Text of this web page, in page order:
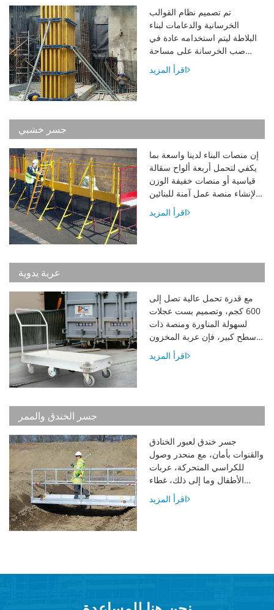
تم تصميم نظام القوالب
الخرسانية والدعامات لبناء
البلاطة ليتم استخدامه عادة في
صب الخرسانة على مساحة
كبيرة. يمكن تحريك الطاولات
أفقياً ورأسياً دون الحاجة إلى
اقرأ المزيد
جسر خشبي
إن منصات البناء لدينا واسعة بما
يكفي لتحمل أربعة ألواح سقالة
قياسية أو منصات خفيفة الوزن
لإنشاء منصة عمل آمنة للبنائين
والجصّاصين والديكور. يصل
الحمل الآمن للعمل إلى 800
والتخزين.
اقرأ المزيد
عربة يدوية
مع قدرة تحمل عالية تصل إلى
600 كجم، وتصميم بست عجلات
لسهولة المناورة ومنصة ذات
سطح كبير، فإن عربة المخزون
ذات السطحين المجلفنة هي
عربة المخزون المسطحة المثالية
لمتاجر البيع بالتجزئة.
اقرأ المزيد
جسر الخندق والممر
جسر خندق لعبور الخنادق
والقنوات بأمان، مع منحدر وصول
للكراسي المتحركة، عربات
الأطفال وما إلى ذلك، غطاء
الأرضية من لوح مربعات من
الألومنيوم المضاد للانزلاق أو
اقرأ المزيد